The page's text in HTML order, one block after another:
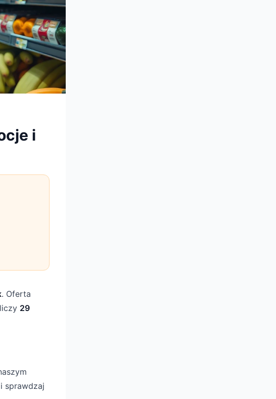
i
. Oferta
29
sprawdzaj